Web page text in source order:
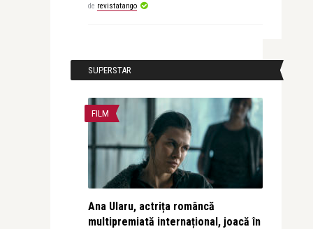
de revistatango
SUPERSTAR
FILM
Ana Ularu, actrița româncă
multipremiată internațional, joacă în